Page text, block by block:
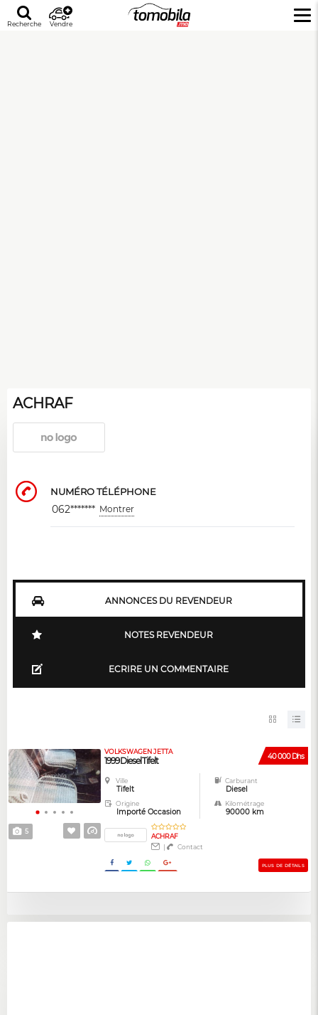
Recherche Vendre
ACHRAF
NUMÉRO TÉLÉPHONE
062******* Montrer
ANNONCES DU REVENDEUR
NOTES REVENDEUR
ECRIRE UN COMMENTAIRE
5
40 000 Dhs
VOLKSWAGEN JETTA
1999 Diesel Tifelt
Ville
Tifelt
Carburant
Diesel
Origine
Importé Occasion
Kilométrage
90000 km
ACHRAF
|
Contact
PLUS DE DÉTAILS